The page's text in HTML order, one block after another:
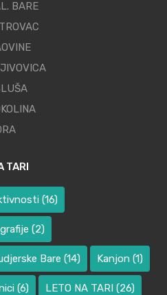
BARE
TARI
(16)
(2)
Bare (14) Kanjon (1)
(6) LETO NA TARI (26)